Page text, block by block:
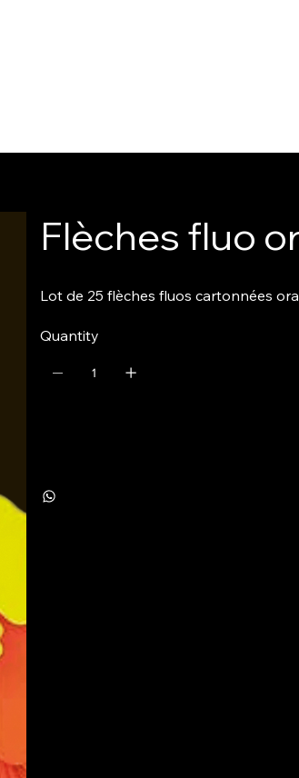
Flèches fluo
Lot de 25 flèches fluos cartonnées
Quantity